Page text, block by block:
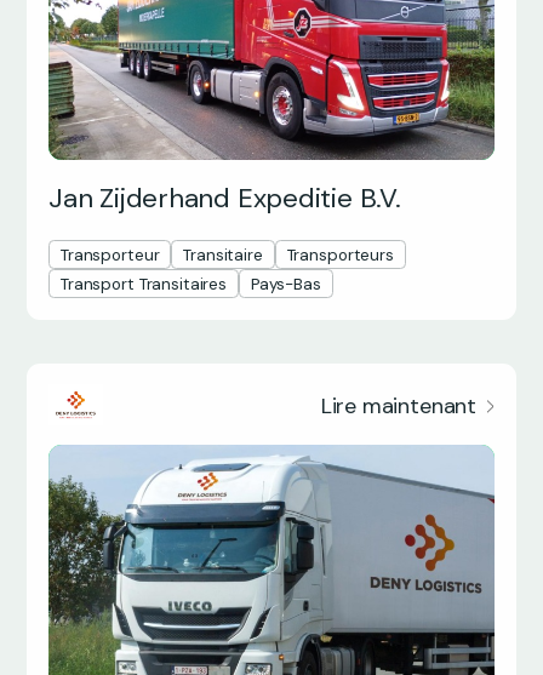
Jan Zijderhand Expeditie B.V.
Transporteur Transitaire
Transporteurs
Transport Transitaires
Pays-Bas
Lire maintenant